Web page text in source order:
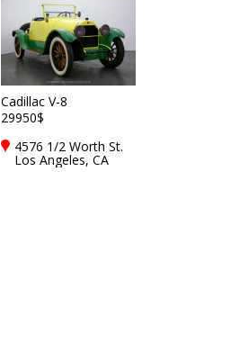
Cadillac V-8
29950$
4576 1/2 Worth St.
Los Angeles, CA